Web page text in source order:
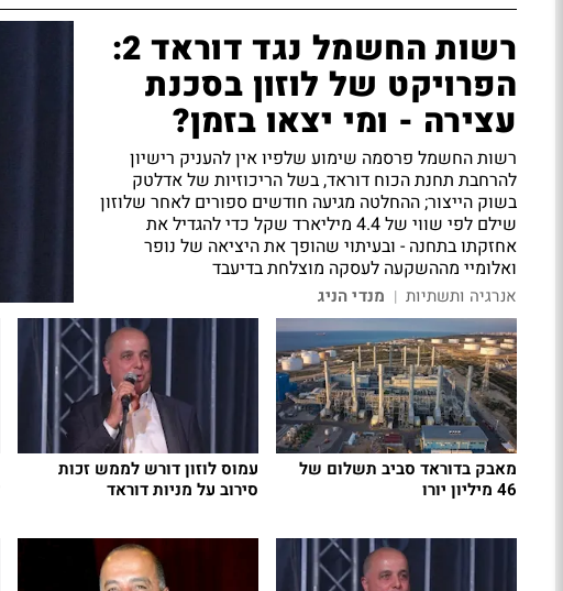
רשות החשמל נגד דוראד 2:
הפרויקט של לוזון בסכנת
עצירה - ומי יצאו בזמן?
רשות החשמל פרסמה שימוע שלפיו אין להעניק רישיון
להרחבת תחנת הכוח דוראד, בשל הריכוזיות של אדלטק
בשוק הייצור; ההחלטה מגיעה חודשים ספורים לאחר שלוזון
שילם לפי שווי של 4.4 מיליארד שקל כדי להגדיל את
אחזקתו בתחנה - ובעיתוי שהופך את היציאה של נופר
ואלומיי מההשקעה לעסקה מוצלחת בדיעבד
אנרגיה ותשתיות | מנדי הניג
מאבק בדוראד סביב תשלום של
46 מיליון יורו
עמוס לוזון דורש לממש זכות
סירוב על מניות דוראד